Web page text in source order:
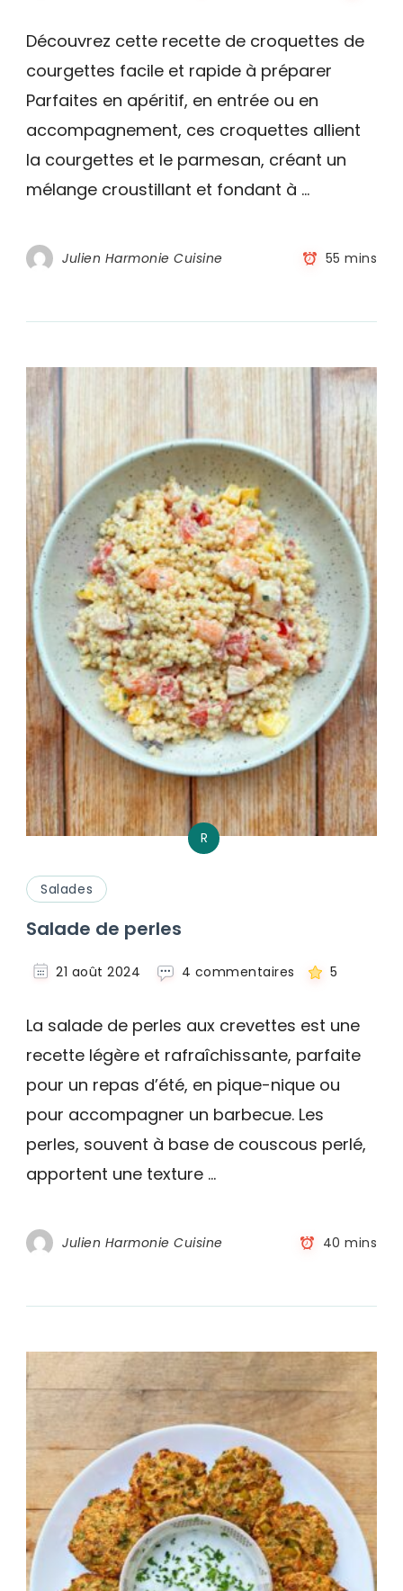
Découvrez cette recette de croquettes de
courgettes facile et rapide à préparer
Parfaites en apéritif, en entrée ou en
accompagnement, ces croquettes allient
la courgettes et le parmesan, créant un
mélange croustillant et fondant à …
Julien Harmonie Cuisine 55 mins
R
Salades
Salade de perles
21 août 2024 4 commentaires sur
perles
5
La salade de perles aux crevettes est une
recette légère et rafraîchissante, parfaite
pour un repas d’été, en pique-nique ou
pour accompagner un barbecue. Les
perles, souvent à base de couscous perlé,
apportent une texture …
Julien Harmonie Cuisine 40 mins